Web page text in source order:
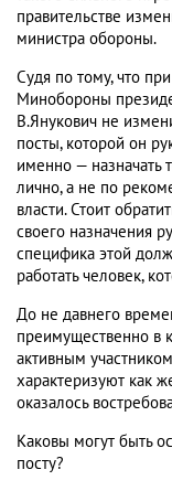
правительстве
министра обороны.
Судя по тому, что
Минобороны
В.Янукович не
посты, которой он
именно — назначать
лично, а не по
власти. Стоит
своего назначения
специфика этой
работать человек,
До не давнего
преимущественно в
активным
характеризуют как
оказалось
Каковы могут быть
посту?